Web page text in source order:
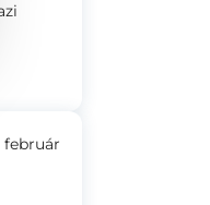
február